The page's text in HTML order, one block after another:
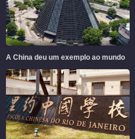
A China deu um exemplo ao mundo